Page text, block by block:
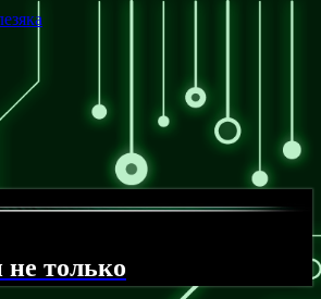
не только